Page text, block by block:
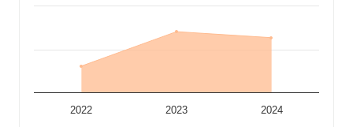
En definitiva, la actividad deActivos Inmobiliarios de
actividades inmobiliarias. Se ha posicionado más abajo
en el ranking de provincia frente al 2023.
2022 2023 2024